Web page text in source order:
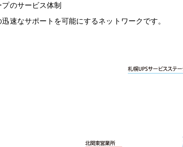
のサービス体制
速なサポートを可能にするネットワークです。